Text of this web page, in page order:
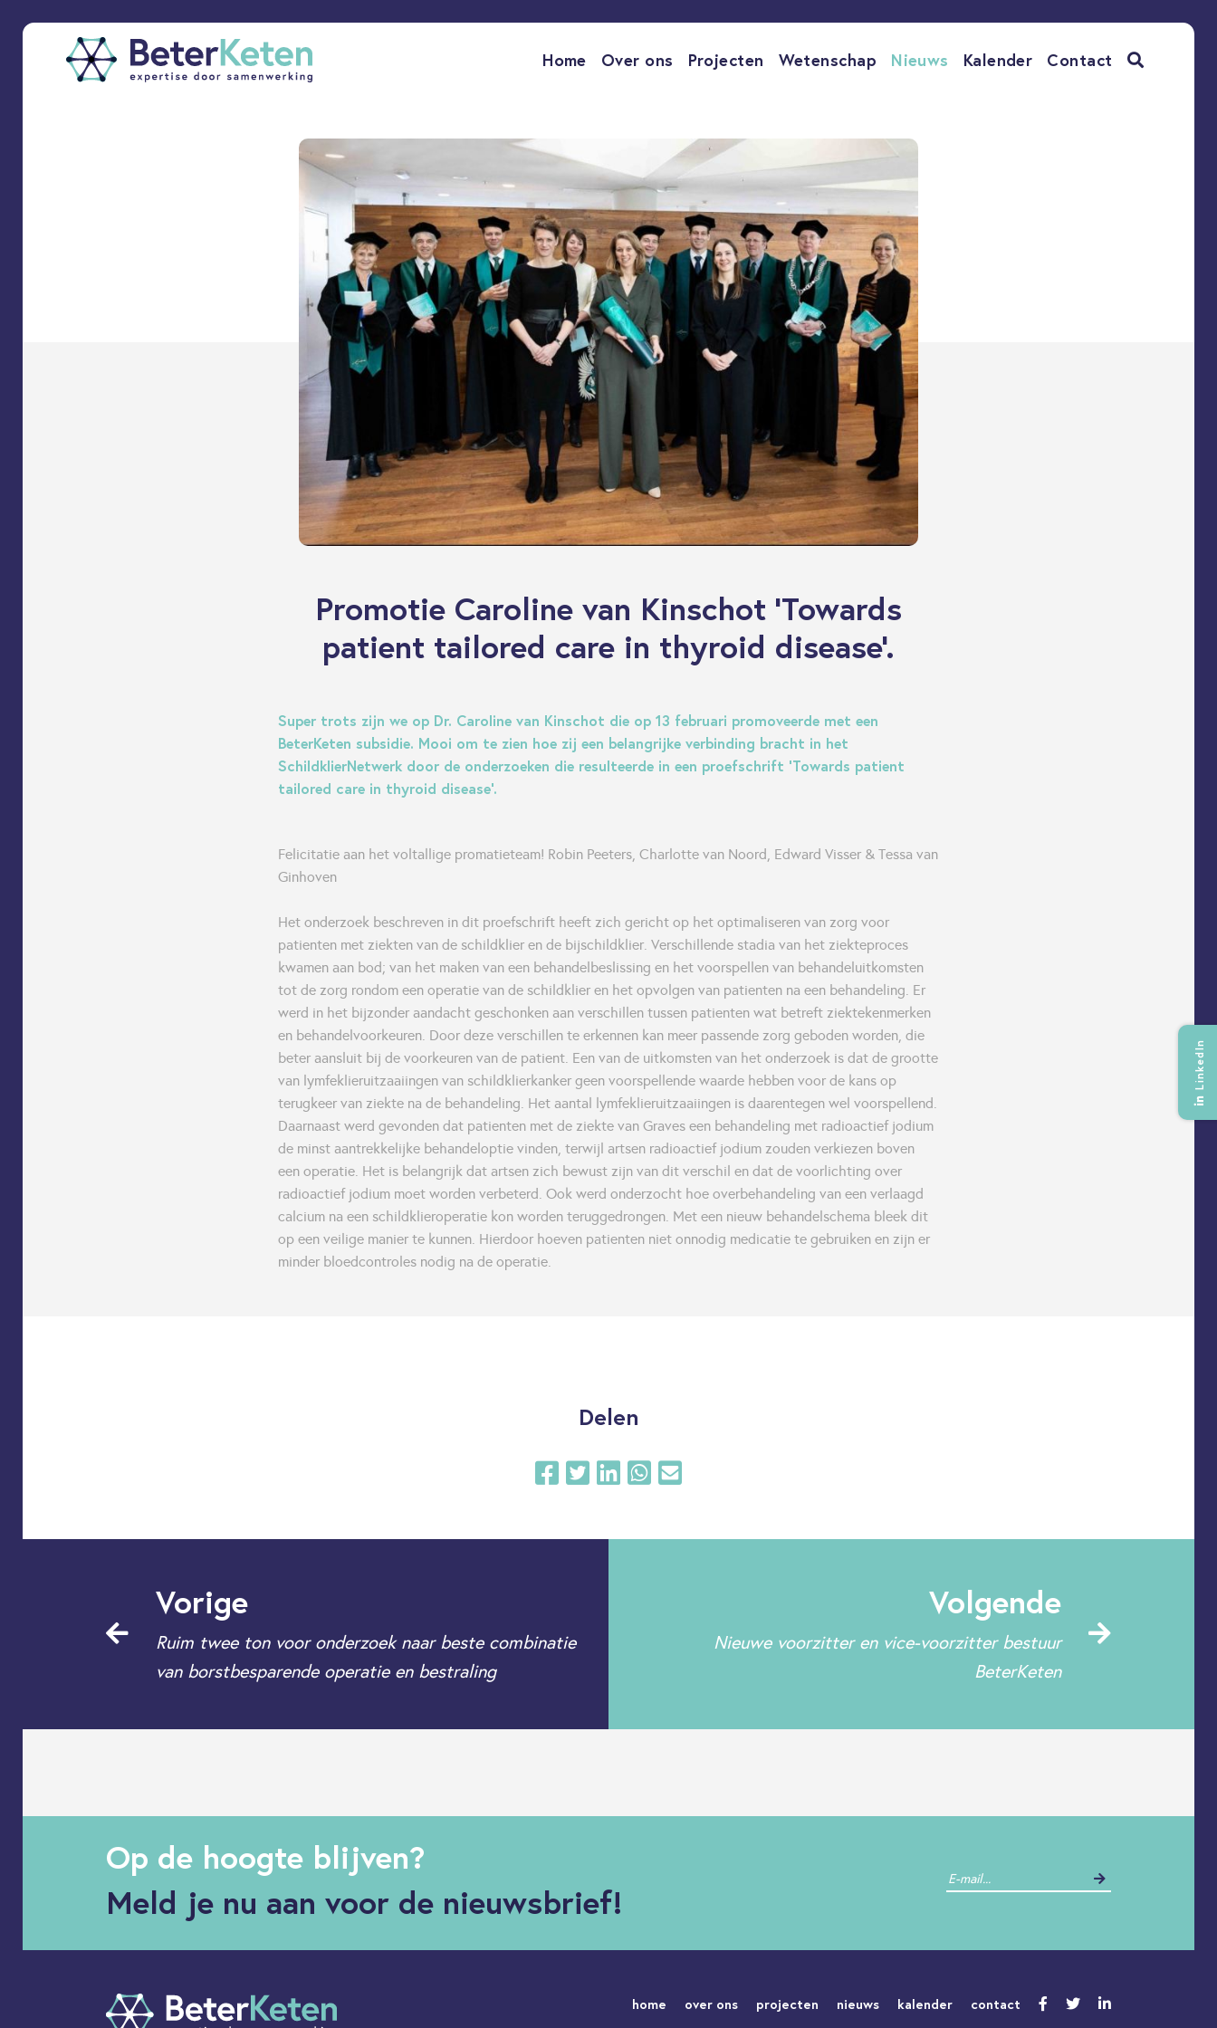
Home Over ons Projecten Wetenschap Nieuws Kalender Contact
LinkedIn
Promotie Caroline van Kinschot 'Towards
patient tailored care in thyroid disease’.
Super trots zijn we op Dr. Caroline van Kinschot die op 13 februari promoveerde met een
BeterKeten subsidie. Mooi om te zien hoe zij een belangrijke verbinding bracht in het
SchildklierNetwerk door de onderzoeken die resulteerde in een proefschrift ‘Towards patient
tailored care in thyroid disease’.
Felicitatie aan het voltallige promatieteam! Robin Peeters, Charlotte van Noord, Edward Visser & Tessa van
Ginhoven
Het onderzoek beschreven in dit proefschrift heeft zich gericht op het optimaliseren van zorg voor
patienten met ziekten van de schildklier en de bijschildklier. Verschillende stadia van het ziekteproces
kwamen aan bod; van het maken van een behandelbeslissing en het voorspellen van behandeluitkomsten
tot de zorg rondom een operatie van de schildklier en het opvolgen van patienten na een behandeling. Er
werd in het bijzonder aandacht geschonken aan verschillen tussen patienten wat betreft ziektekenmerken
en behandelvoorkeuren. Door deze verschillen te erkennen kan meer passende zorg geboden worden, die
beter aansluit bij de voorkeuren van de patient. Een van de uitkomsten van het onderzoek is dat de grootte
van lymfeklieruitzaaiingen van schildklierkanker geen voorspellende waarde hebben voor de kans op
terugkeer van ziekte na de behandeling. Het aantal lymfeklieruitzaaiingen is daarentegen wel voorspellend.
Daarnaast werd gevonden dat patienten met de ziekte van Graves een behandeling met radioactief jodium
de minst aantrekkelijke behandeloptie vinden, terwijl artsen radioactief jodium zouden verkiezen boven
een operatie. Het is belangrijk dat artsen zich bewust zijn van dit verschil en dat de voorlichting over
radioactief jodium moet worden verbeterd. Ook werd onderzocht hoe overbehandeling van een verlaagd
calcium na een schildklieroperatie kon worden teruggedrongen. Met een nieuw behandelschema bleek dit
op een veilige manier te kunnen. Hierdoor hoeven patienten niet onnodig medicatie te gebruiken en zijn er
minder bloedcontroles nodig na de operatie.
Delen
Vorige
Ruim twee ton voor onderzoek naar beste combinatie
van borstbesparende operatie en bestraling
Volgende
Nieuwe voorzitter en vice-voorzitter bestuur
BeterKeten
Op de hoogte blijven?
Meld je nu aan voor de nieuwsbrief!
home over ons projecten nieuws kalender contact